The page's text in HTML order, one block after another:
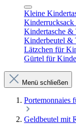
Kleine
Kindertasche
Kinderbeutel &
Lätzchen für
Gürtel für
Menü schließen
Portemonnaies
Geldbeutel mit